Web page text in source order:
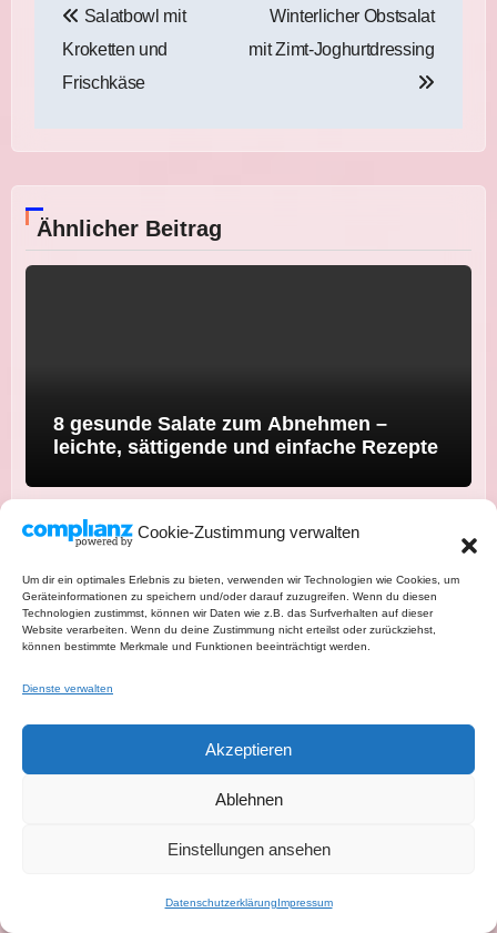
Cookie-Zustimmung verwalten
Um dir ein optimales Erlebnis zu bieten, verwenden wir Technologien wie Cookies, um
Geräteinformationen zu speichern und/oder darauf zuzugreifen. Wenn du diesen
Technologien zustimmst, können wir Daten wie z.B. das Surfverhalten auf dieser
Website verarbeiten. Wenn du deine Zustimmung nicht erteilst oder zurückziehst,
können bestimmte Merkmale und Funktionen beeinträchtigt werden.
Dienste verwalten
Akzeptieren
Ablehnen
Einstellungen ansehen
DatenschutzerklärungImpressum
Salatbowl mit
Kroketten und
Frischkäse
Winterlicher Obstsalat
mit Zimt-Joghurtdressing
Ähnlicher Beitrag
8 gesunde Salate zum Abnehmen –
leichte, sättigende und einfache Rezepte
Grillsalate: 10 einfache Salate für